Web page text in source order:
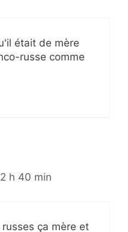
était de mère
russe comme
h 40 min
ça mère et